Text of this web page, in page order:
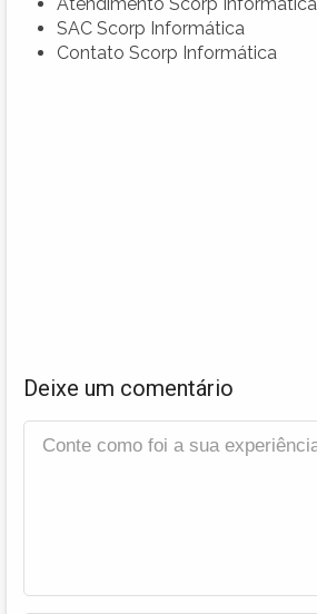
SAC Scorp Informática
Contato Scorp Informática
Deixe um comentário